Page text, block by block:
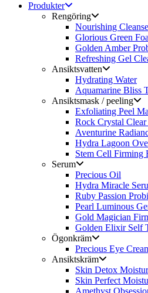
Produkter
Rengöring
Nourishing
Glorious Green
Golden Amber
Refreshing Gel
Ansiktsvatten
Hydrating Water
Aquamarine Bliss
Ansiktsmask / peeling
Exfoliating Peel
Rock Crystal
Aventurine
Hydra Lagoon
Stem Cell Firming
Serum
Precious Oil
Hydra Miracle
Ruby Passion
Pearl Luminous
Gold Magician
Golden Elixir Self
Ögonkräm
Precious Eye
Ansiktskräm
Skin Detox
Skin Perfect
Amethyst